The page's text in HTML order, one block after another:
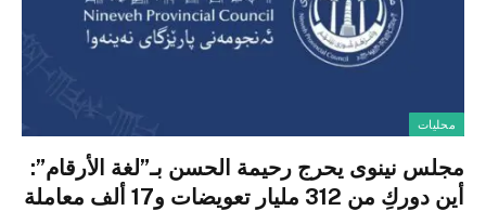
محليات
مجلس نينوى يحرج رحيمة الحسن بـ”لغة الأرقام”:
أين دوركِ من 312 مليار تعويضات و17 ألف معاملة